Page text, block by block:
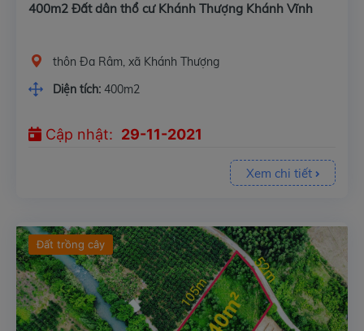
400m2 Đất dân thổ cư Khánh Thượng Khánh Vĩnh
thôn Đa Râm, xã Khánh Thượng
Diện tích: 400m2
Cập nhật: 29-11-2021
Xem chi tiết
Đất trồng cây